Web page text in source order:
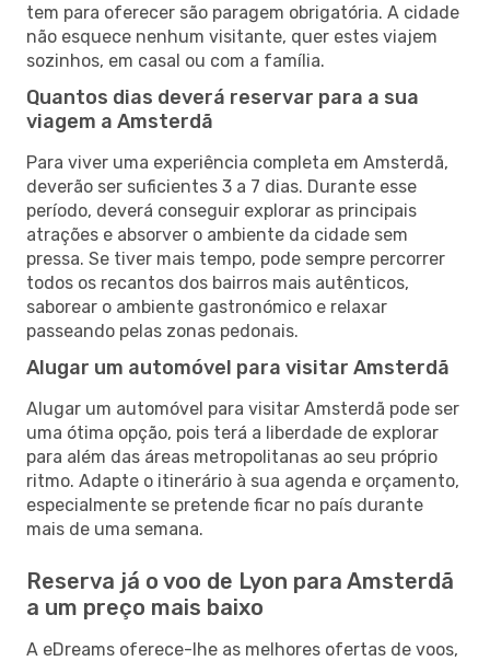
tem para oferecer são paragem obrigatória. A cidade
não esquece nenhum visitante, quer estes viajem
sozinhos, em casal ou com a família.
Quantos dias deverá reservar para a sua
viagem a Amsterdã
Para viver uma experiência completa em Amsterdã,
deverão ser suficientes 3 a 7 dias. Durante esse
período, deverá conseguir explorar as principais
atrações e absorver o ambiente da cidade sem
pressa. Se tiver mais tempo, pode sempre percorrer
todos os recantos dos bairros mais autênticos,
saborear o ambiente gastronómico e relaxar
passeando pelas zonas pedonais.
Alugar um automóvel para visitar Amsterdã
Alugar um automóvel para visitar Amsterdã pode ser
uma ótima opção, pois terá a liberdade de explorar
para além das áreas metropolitanas ao seu próprio
ritmo. Adapte o itinerário à sua agenda e orçamento,
especialmente se pretende ficar no país durante
mais de uma semana.
Reserva já o voo de Lyon para Amsterdã
a um preço mais baixo
A eDreams oferece-lhe as melhores ofertas de voos,